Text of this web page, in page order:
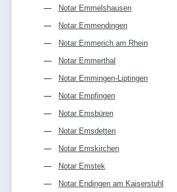
Notar Emmelshausen
Notar Emmendingen
Notar Emmerich am Rhein
Notar Emmerthal
Notar Emmingen-Liptingen
Notar Empfingen
Notar Emsbüren
Notar Emsdetten
Notar Emskirchen
Notar Emstek
Notar Endingen am Kaiserstuhl